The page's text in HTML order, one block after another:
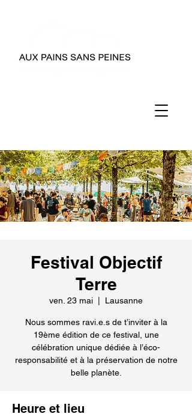
Festival Objectif
Terre
ven. 23 mai Lausanne
Nous sommes ravi.e.s de t’inviter à la
19ème édition de ce festival, une
célébration unique dédiée à l’éco-
responsabilité et à la préservation de notre
belle planète.
Heure et lieu